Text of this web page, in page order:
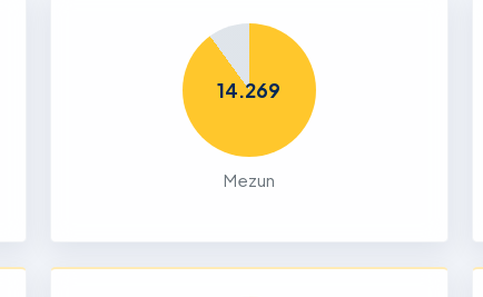
2027
2026-
ve
14.269
Mezun